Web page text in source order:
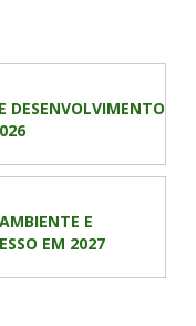
DESENVOLVIMENTO
E
EM 2027